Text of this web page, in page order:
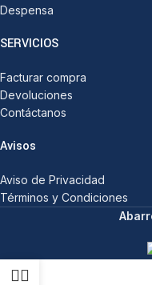
Despensa
SERVICIOS
Facturar compra
Devoluciones
Contáctanos
Avisos
Aviso de Privacidad
Términos y Condiciones